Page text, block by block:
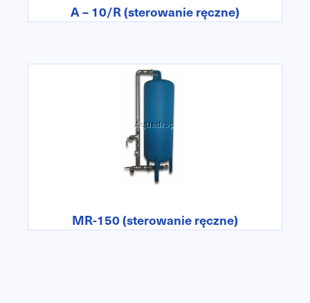
A – 10/R (sterowanie ręczne)
MR-150 (sterowanie ręczne)